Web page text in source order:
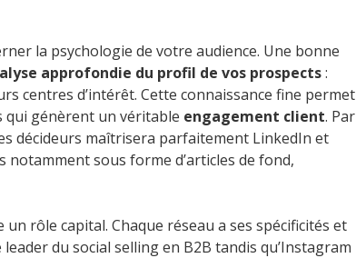
la psychologie de votre audience. Une bonne
approfondie du profil de vos prospects:
centres d’intérêt. Cette connaissance fine permet
qui génèrent un véritable engagement client. Par
décideurs maîtrisera parfaitement LinkedIn et
sous forme d’articles de fond,
rôle capital. Chaque réseau a ses spécificités et
du social selling en B2B tandis qu’Instagram